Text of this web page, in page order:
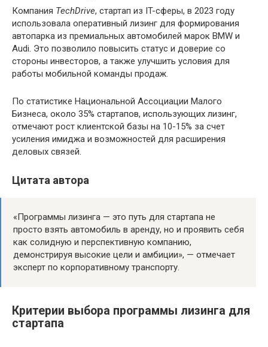
Компания TechDrive, стартап из IT-сферы, в 2023 году
использовала оперативный лизинг для формирования
автопарка из премиальных автомобилей марок BMW и
Audi. Это позволило повысить статус и доверие со
стороны инвесторов, а также улучшить условия для
работы мобильной команды продаж.
По статистике Национальной Ассоциации Малого
Бизнеса, около 35% стартапов, использующих лизинг,
отмечают рост клиентской базы на 10-15% за счет
усиления имиджа и возможностей для расширения
деловых связей.
Цитата автора
«Программы лизинга — это путь для стартапа не
просто взять автомобиль в аренду, но и проявить себя
как солидную и перспективную компанию,
демонстрируя высокие цели и амбиции», — отмечает
эксперт по корпоративному транспорту.
Критерии выбора программы лизинга для
стартапа